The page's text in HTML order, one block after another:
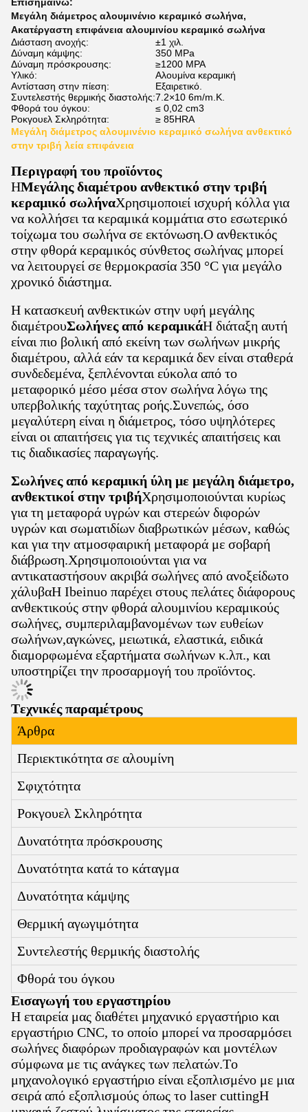
Μεγάλη διάμετρος αλουμινένιο κεραμικό σωλήνα,
Ακατέργαστη επιφάνεια αλουμινίου κεραμικό σωλήνα
Διάσταση ανοχής:
±1 χιλ.
Δύναμη κάμψης:
350 MPa
Δύναμη πρόσκρουσης:
≥1200 MPA
Υλικό:
Αλουμίνα κεραμική
Αντίσταση στην πίεση:
Εξαιρετικό.
Συντελεστής θερμικής διαστολής:7.2×10 6m/m.K.
Φθορά του όγκου:
≤ 0,02 cm3
Ροκγουελ Σκληρότητα:
≥ 85HRA
Μεγάλη διάμετρος αλουμινένιο κεραμικό σωλήνα ανθεκτικό
στην τριβή λεία επιφάνεια
Περιγραφή του προϊόντος
ΗΜεγάλης διαμέτρου ανθεκτικό στην τριβή
κεραμικό σωλήναΧρησιμοποιεί ισχυρή κόλλα για
να κολλήσει τα κεραμικά κομμάτια στο εσωτερικό
τοίχωμα του σωλήνα σε εκτόνωση.Ο ανθεκτικός
στην φθορά κεραμικός σύνθετος σωλήνας μπορεί
να λειτουργεί σε θερμοκρασία 350 °C για μεγάλο
χρονικό διάστημα.
Η κατασκευή ανθεκτικών στην υφή μεγάλης
διαμέτρουΣωλήνες από κεραμικάΗ διάταξη αυτή
είναι πιο βολική από εκείνη των σωλήνων μικρής
διαμέτρου, αλλά εάν τα κεραμικά δεν είναι σταθερά
συνδεδεμένα, ξεπλένονται εύκολα από το
μεταφορικό μέσο μέσα στον σωλήνα λόγω της
υπερβολικής ταχύτητας ροής.Συνεπώς, όσο
μεγαλύτερη είναι η διάμετρος, τόσο υψηλότερες
είναι οι απαιτήσεις για τις τεχνικές απαιτήσεις και
τις διαδικασίες παραγωγής.
Σωλήνες από κεραμική ύλη με μεγάλη διάμετρο,
ανθεκτικοί στην τριβήΧρησιμοποιούνται κυρίως
για τη μεταφορά υγρών και στερεών διφορών
υγρών και σωματιδίων διαβρωτικών μέσων, καθώς
και για την ατμοσφαιρική μεταφορά με σοβαρή
διάβρωση.Χρησιμοποιούνται για να
αντικαταστήσουν ακριβά σωλήνες από ανοξείδωτο
χάλυβαΗ Ibeinuo παρέχει στους πελάτες διάφορους
ανθεκτικούς στην φθορά αλουμινίου κεραμικούς
σωλήνες, συμπεριλαμβανομένων των ευθείων
σωλήνων,αγκώνες, μειωτικά, ελαστικά, ειδικά
διαμορφωμένα εξαρτήματα σωλήνων κ.λπ., και
υποστηρίζει την προσαρμογή του προϊόντος.
Τεχνικές παραμέτρους
Άρθρα
Περιεκτικότητα σε αλουμίνη
Σφιχτότητα
Ροκγουελ Σκληρότητα
Δυνατότητα πρόσκρουσης
Δυνατότητα κατά το κάταγμα
Δυνατότητα κάμψης
Θερμική αγωγιμότητα
Συντελεστής θερμικής διαστολής
Φθορά του όγκου
Εισαγωγή του εργαστηρίου
Η εταιρεία μας διαθέτει μηχανικό εργαστήριο και
εργαστήριο CNC, το οποίο μπορεί να προσαρμόσει
σωλήνες διαφόρων προδιαγραφών και μοντέλων
σύμφωνα με τις ανάγκες των πελατών.Το
μηχανολογικό εργαστήριο είναι εξοπλισμένο με μια
σειρά από εξοπλισμούς όπως το laser cuttingΗ